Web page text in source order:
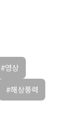
#영상
#해상풍력